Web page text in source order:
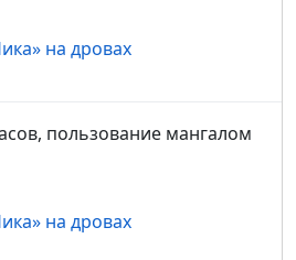
на дровах
пользование мангалом
на дровах